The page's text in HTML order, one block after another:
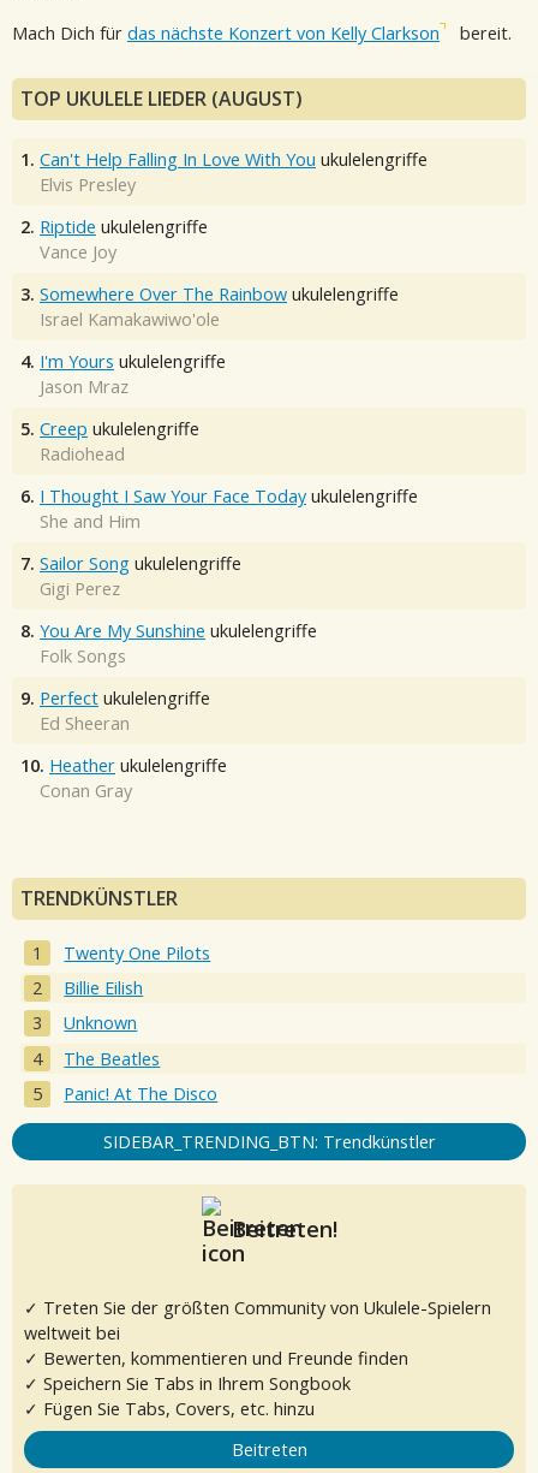
Mach Dich für das nächste Konzert von Kelly Clarkson bereit.
TOP UKULELE LIEDER (AUGUST)
1. Can't Help Falling In Love With You ukulelengriffe
Elvis Presley
2. Riptide ukulelengriffe
Vance Joy
3. Somewhere Over The Rainbow ukulelengriffe
Israel Kamakawiwo'ole
4. I'm Yours ukulelengriffe
Jason Mraz
5. Creep ukulelengriffe
Radiohead
6. I Thought I Saw Your Face Today ukulelengriffe
She and Him
7. Sailor Song ukulelengriffe
Gigi Perez
8. You Are My Sunshine ukulelengriffe
Folk Songs
9. Perfect ukulelengriffe
Ed Sheeran
10. Heather ukulelengriffe
Conan Gray
TRENDKÜNSTLER
Twenty One Pilots
Billie Eilish
Unknown
The Beatles
Panic! At The Disco
SIDEBAR_TRENDING_BTN: Trendkünstler
Beitreten!
✓ Treten Sie der größten Community von Ukulele-Spielern
weltweit bei
✓ Bewerten, kommentieren und Freunde finden
✓ Speichern Sie Tabs in Ihrem Songbook
✓ Fügen Sie Tabs, Covers, etc. hinzu
Beitreten